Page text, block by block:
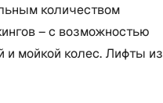
количеством
– с возможностью
и мойкой колес. Лифты из